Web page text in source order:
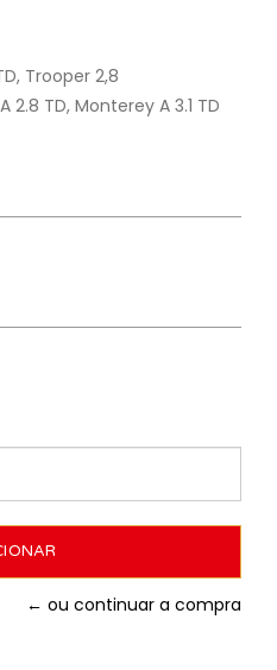
Trooper 2,8
2.8 TD, Monterey A 3.1 TD
← ou continuar a compra